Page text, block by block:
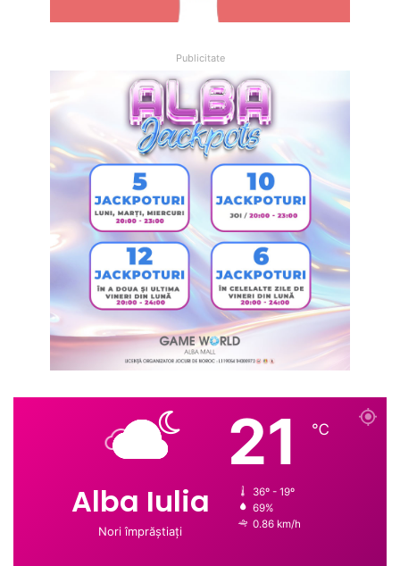
Publicitate
Alba Iulia
Nori împrăștiați
21 ℃
36º - 19º
69%
0.86 km/h